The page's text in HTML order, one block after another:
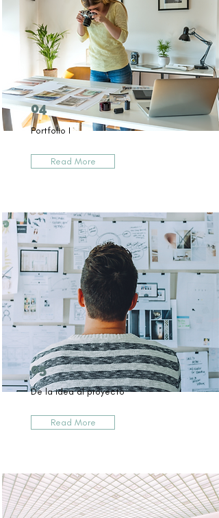
04
Portfolio I
Read More
05
De la idea al proyecto
Read More